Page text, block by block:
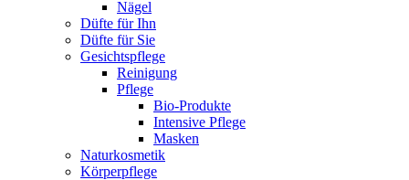
Nägel
Düfte für Ihn
Düfte für Sie
Gesichtspflege
Reinigung
Pflege
Bio-Produkte
Intensive Pflege
Masken
Naturkosmetik
Körperpflege